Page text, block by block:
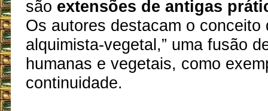
são extensões de antigas
Os autores destacam o conceito
alquimista-vegetal,” uma fusão
humanas e vegetais, como
continuidade.